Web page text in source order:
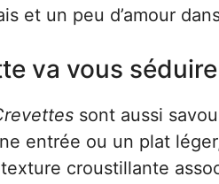
et un peu d’amour
va vous séduire
sont aussi
entrée ou un plat
croustillante